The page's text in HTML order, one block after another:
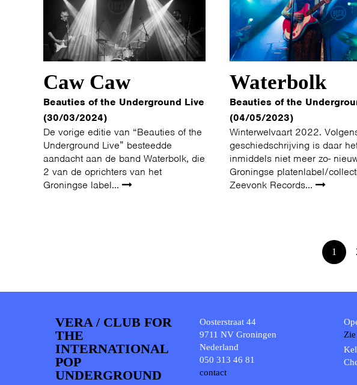
Caw Caw
Beauties of the Underground Live
(30/03/2024)
De vorige editie van “Beauties of the
Underground Live” besteedde
aandacht aan de band Waterbolk, die
2 van de oprichters van het
Groningse label...
Waterbolk
Beauties of the
(04/05/2023)
Winterwelvaart 2022.
geschiedschrijving is daar
inmiddels niet meer zo-
Groningse platenlabel/
Zeevonk Records...
1
VERA / CLUB FOR
THE
INTERNATIONAL
POP
UNDERGROUND
Oosterstraat 44
9711 NV Groningen
Nederland
050 313 46 81
contact